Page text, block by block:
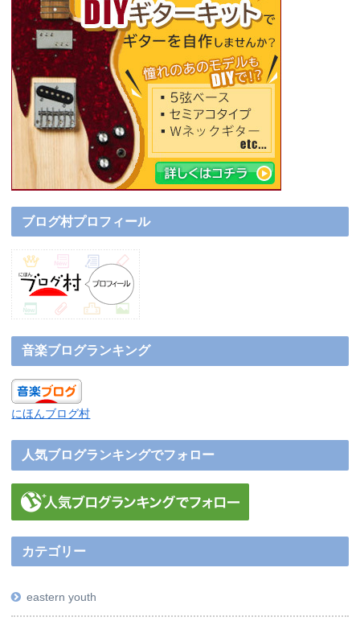
ブログ村プロフィール
音楽ブログランキング
にほんブログ村
人気ブログランキングでフォロー
カテゴリー
eastern youth